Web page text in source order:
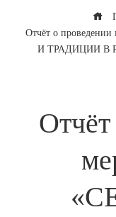
Отчёт о
И ТРАДИЦИИ В